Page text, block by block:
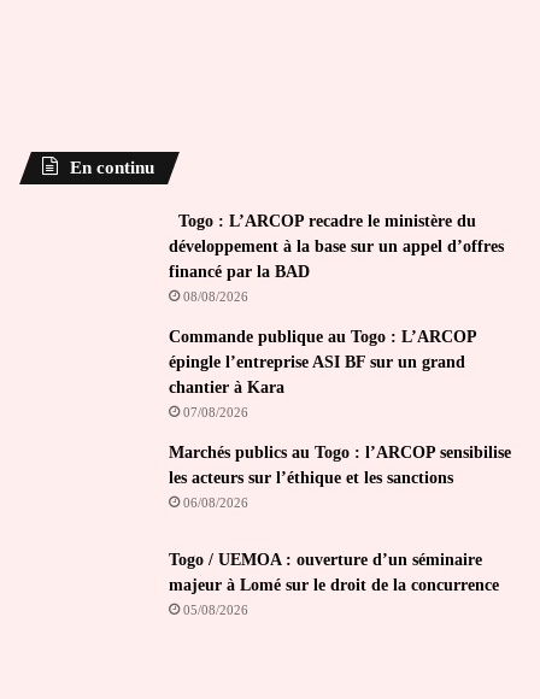
En continu
Togo : L’ARCOP recadre le ministère du
développement à la base sur un appel d’offres
financé par la BAD
08/08/2026
Commande publique au Togo : L’ARCOP
épingle l’entreprise ASI BF sur un grand
chantier à Kara
07/08/2026
Marchés publics au Togo : l’ARCOP sensibilise
les acteurs sur l’éthique et les sanctions
06/08/2026
Togo / UEMOA : ouverture d’un séminaire
majeur à Lomé sur le droit de la concurrence
05/08/2026